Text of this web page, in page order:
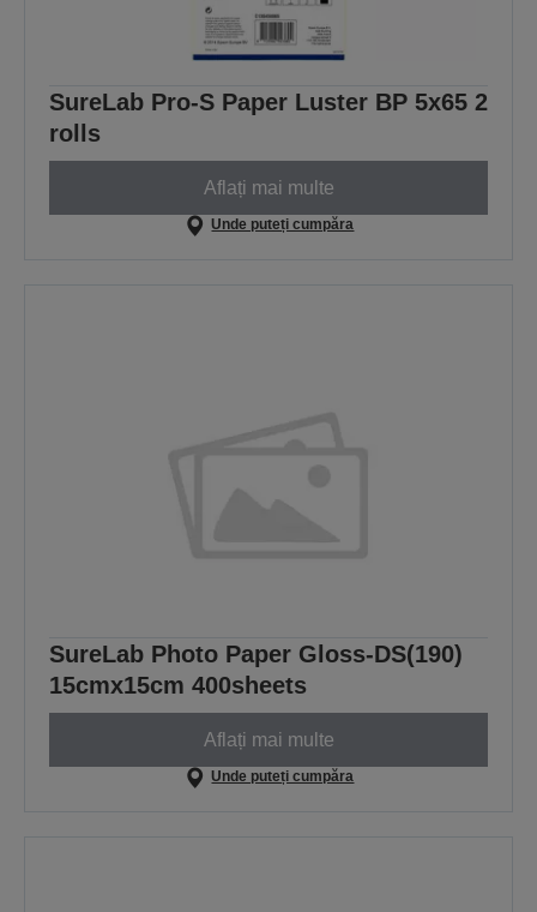
SureLab Pro-S Paper Luster BP 5x65 2
rolls
Aflați mai multe
Unde puteți cumpăra
SureLab Photo Paper Gloss-DS(190)
15cmx15cm 400sheets
Aflați mai multe
Unde puteți cumpăra